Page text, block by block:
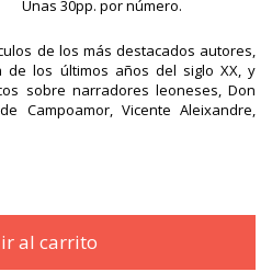
Unas 30pp. por número.
de los más destacados autores,
de los últimos años del siglo XX, y
sobre narradores leoneses, Don
Campoamor, Vicente Aleixandre,
al carrito